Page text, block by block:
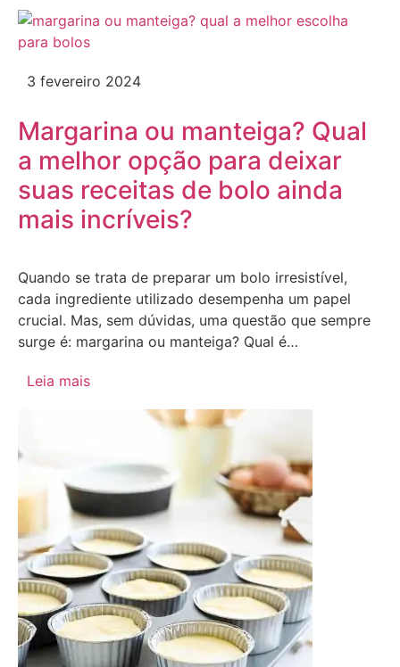
3 fevereiro 2024
Margarina ou manteiga? Qual
a melhor opção para deixar
suas receitas de bolo ainda
mais incríveis?
Quando se trata de preparar um bolo irresistível,
cada ingrediente utilizado desempenha um papel
crucial. Mas, sem dúvidas, uma questão que sempre
surge é: margarina ou manteiga? Qual é…
Leia mais